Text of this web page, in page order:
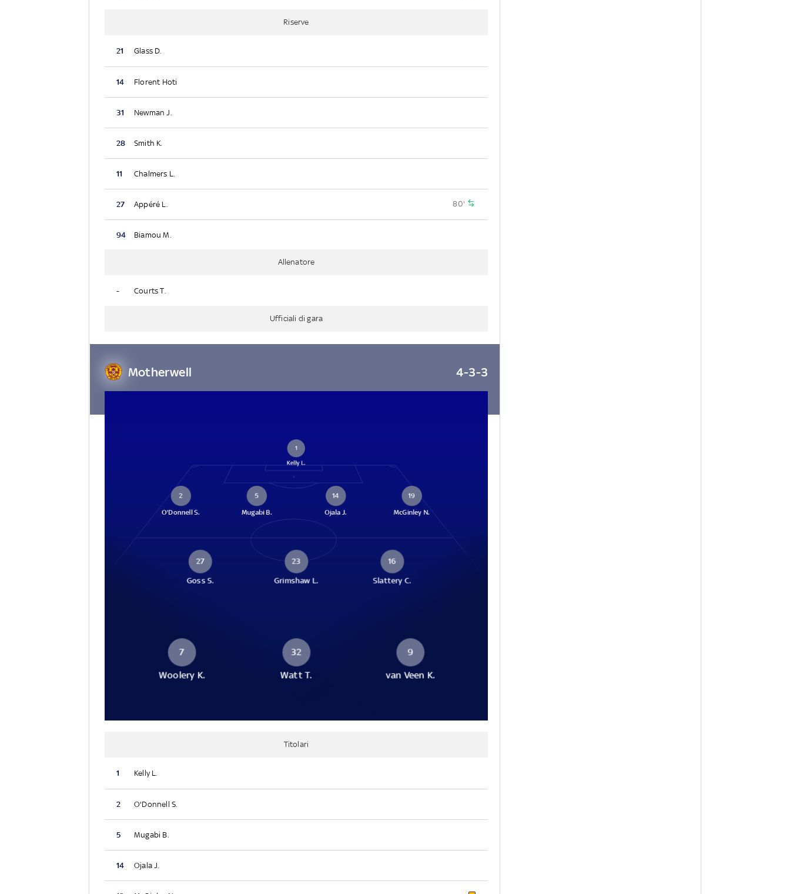
Riserve
21 Glass D.
14 Florent Hoti
31 Newman J.
28 Smith K.
11 Chalmers L.
27 Appéré L. 80'
94 Biamou M.
Allenatore
- Courts T.
Ufficiali di gara
Motherwell 4-3-3
1
Kelly L.
2
O'Donnell S.
5
Mugabi B.
14
Ojala J.
19
McGinley N.
27
Goss S.
23
Grimshaw L.
16
Slattery C.
7
Woolery K.
32
Watt T.
9
van Veen K.
Titolari
1 Kelly L.
2 O'Donnell S.
5 Mugabi B.
14 Ojala J.